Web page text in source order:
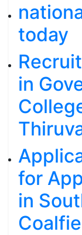
today
in
for
in